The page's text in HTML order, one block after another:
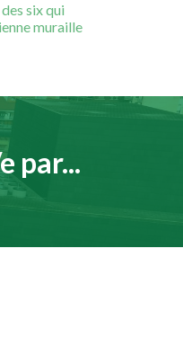
six qui
muraille
par...